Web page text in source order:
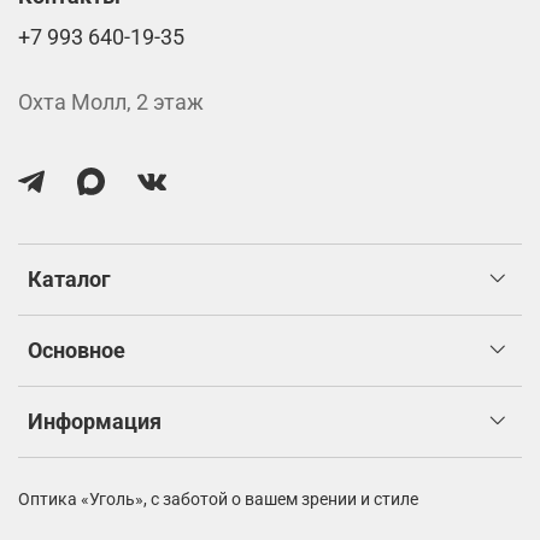
Каталог
Основное
Информация
+7 993 640-19-35
Охта Молл, 2 этаж
Оптика «Уголь», с заботой о вашем зрении и стиле